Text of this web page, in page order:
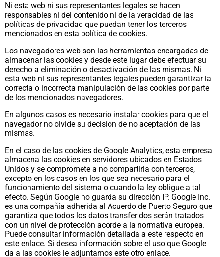
Ni esta web ni sus representantes legales se hacen
responsables ni del contenido ni de la veracidad de las
políticas de privacidad que puedan tener los terceros
mencionados en esta política de cookies.
Los navegadores web son las herramientas encargadas de
almacenar las cookies y desde este lugar debe efectuar su
derecho a eliminación o desactivación de las mismas. Ni
esta web ni sus representantes legales pueden garantizar la
correcta o incorrecta manipulación de las cookies por parte
de los mencionados navegadores.
En algunos casos es necesario instalar cookies para que el
navegador no olvide su decisión de no aceptación de las
mismas.
En el caso de las cookies de Google Analytics, esta empresa
almacena las cookies en servidores ubicados en Estados
Unidos y se compromete a no compartirla con terceros,
excepto en los casos en los que sea necesario para el
funcionamiento del sistema o cuando la ley obligue a tal
efecto. Según Google no guarda su dirección IP. Google Inc.
es una compañía adherida al Acuerdo de Puerto Seguro que
garantiza que todos los datos transferidos serán tratados
con un nivel de protección acorde a la normativa europea.
Puede consultar información detallada a este respecto en
este enlace. Si desea información sobre el uso que Google
da a las cookies le adjuntamos este otro enlace.